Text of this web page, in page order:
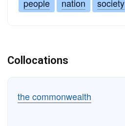
people
nation society
Collocations
the commonwealth